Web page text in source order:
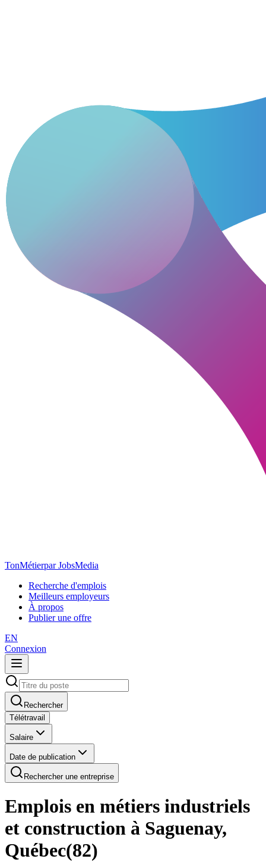
TonMétierpar JobsMedia
Recherche d'emplois
Meilleurs employeurs
À propos
Publier une offre
EN
Connexion
Rechercher
Télétravail
Salaire
Date de publication
Rechercher une entreprise
Emplois en métiers industriels
et construction à Saguenay,
Québec(82)